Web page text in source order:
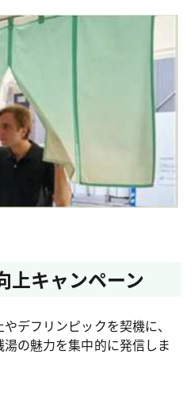
上キャンペーン
デフリンピックを契機に、
の魅力を集中的に発信しま